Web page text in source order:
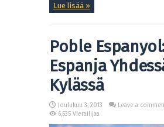
Lue lisää »
Poble
Espanja
Kylässä
Joulukuu 3, 2013
Leave a
6,535 Vierailijaa